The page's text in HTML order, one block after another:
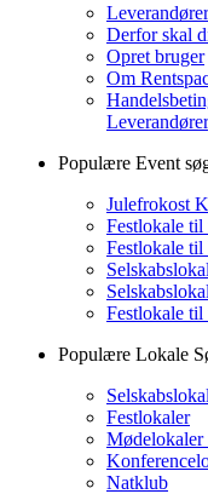
Leverandører
Derfor skal
Opret bruger
Om
Populære Event
Julefrokost
Festlokale
Festlokale
Festlokale til
Populære Lokale
Festlokaler
Natklub